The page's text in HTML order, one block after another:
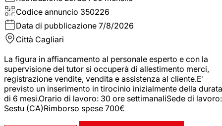
Codice annuncio 350226
Data di pubblicazione 7/8/2026
Città Cagliari
La figura in affiancamento al personale esperto e con la
supervisione del tutor si occuperà di allestimento merci,
registrazione vendite, vendita e assistenza al cliente.E'
previsto un inserimento in tirocinio inizialmente della durata
di 6 mesi.Orario di lavoro: 30 ore settimanaliSede di lavoro:
Sestu (CA)Rimborso spese 700€